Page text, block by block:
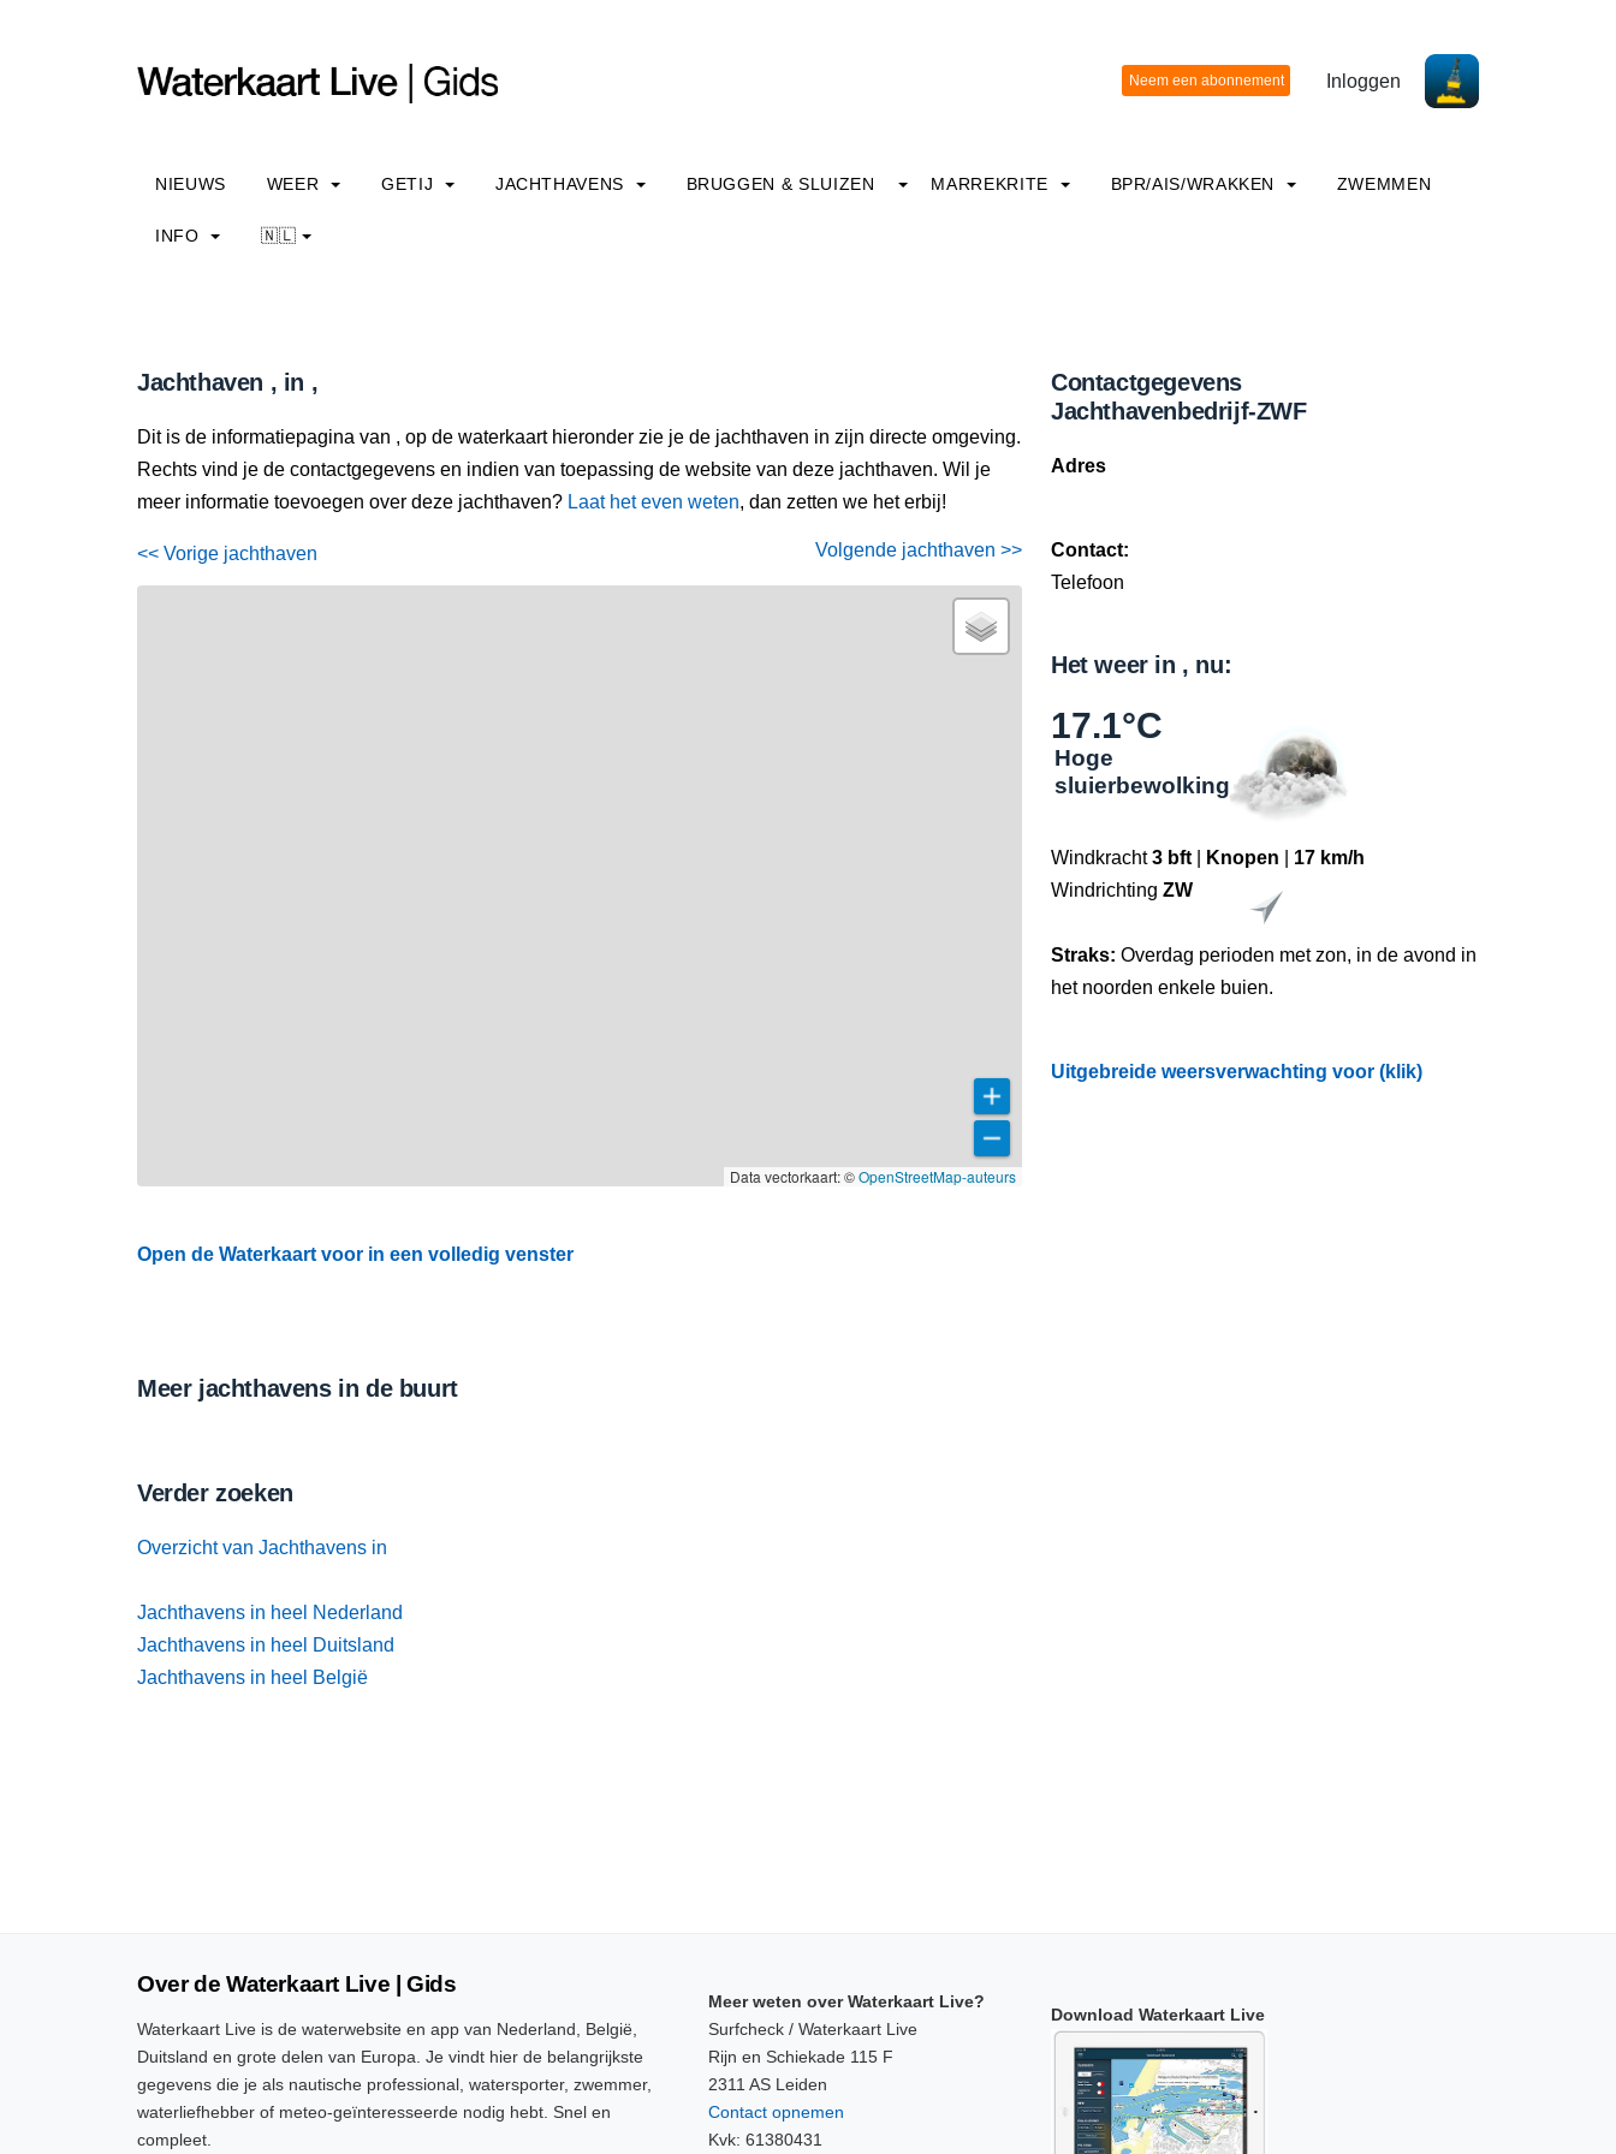
Inloggen
NIEUWS WEER GETIJ JACHTHAVENS BRUGGEN & SLUIZEN MARREKRITE BPR/AIS/WRAKKEN ZWEMMEN
INFO 🇳🇱
Jachthaven , in ,
Dit is de informatiepagina van , op de waterkaart hieronder zie je de jachthaven in zijn directe omgeving.
Rechts vind je de contactgegevens en indien van toepassing de website van deze jachthaven. Wil je
meer informatie toevoegen over deze jachthaven? Laat het even weten, dan zetten we het erbij!
<< Vorige jachthaven Volgende jachthaven >>
Data vectorkaart: ©OpenStreetMap-auteurs
Open de Waterkaart voor in een volledig venster
Meer jachthavens in de buurt
Verder zoeken
Overzicht van Jachthavens in
Jachthavens in heel Nederland
Jachthavens in heel Duitsland
Jachthavens in heel België
Contactgegevens
Jachthavenbedrijf-ZWF
Adres
Contact:
Telefoon
Het weer in , nu:
17.1°C
Hoge
sluierbewolking
Windkracht3 bft Knopen
17 km/h
Windrichting ZW
Straks: Overdag perioden met zon, in de avond in
het noorden enkele buien.
Uitgebreide weersverwachting voor (klik)
Over de Waterkaart Live | Gids
Waterkaart Live is de waterwebsite en app van Nederland, België,
Duitsland en grote delen van Europa. Je vindt hier de belangrijkste
gegevens die je als nautische professional, watersporter, zwemmer,
waterliefhebber of meteo-geïnteresseerde nodig hebt. Snel en
compleet.
Meer weten over Waterkaart Live?
Surfcheck / Waterkaart Live
Rijn en Schiekade 115 F
2311 AS Leiden
Contact opnemen
Kvk: 61380431
Download Waterkaart Live